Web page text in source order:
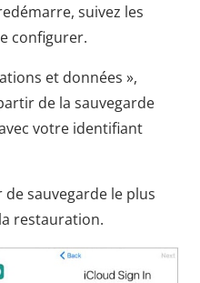
suivez les
configurer.
et données »,
de la sauvegarde
votre identifiant
de sauvegarde le plus
restauration.